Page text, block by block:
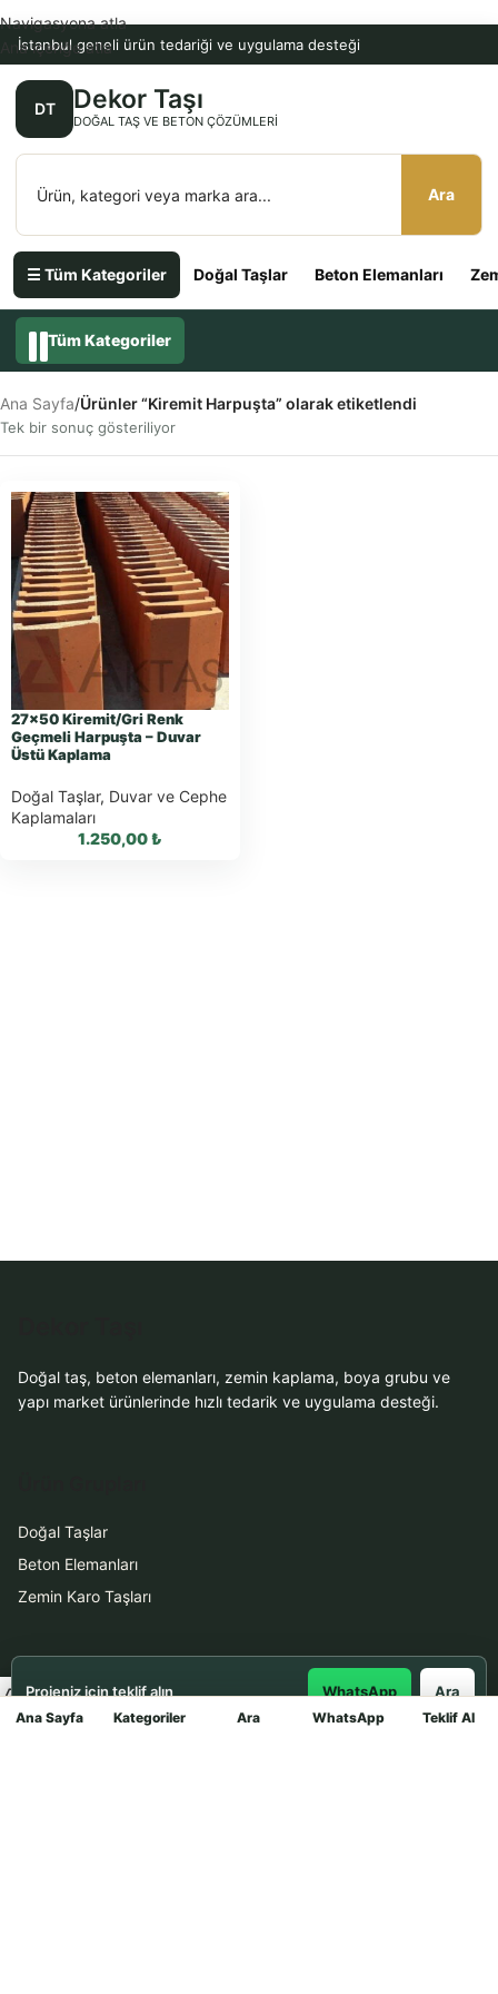
İstanbul geneli ürün tedariği ve uygulama desteği
DT Dekor Taşı
DOĞAL TAŞ VE BETON ÇÖZÜMLERI
Ara
☰ Tüm Kategoriler Doğal Taşlar Beton Elemanları
Navigasyona atla
Ana içeriğe atla
Tüm Kategoriler
Ana Sayfa/Ürünler “Kiremit Harpuşta” olarak etiketlendi
Tek bir sonuç gösteriliyor
27×50 Kiremit/Gri Renk
Geçmeli Harpuşta – Duvar
Üstü Kaplama
Doğal Taşlar, Duvar ve Cephe
Kaplamaları
1.250,00₺
Ana Sayfa Kategoriler Ara WhatsApp Teklif Al
Doğal taş, beton elemanları, zemin kaplama, boya grubu ve
yapı market ürünlerinde hızlı tedarik ve uygulama desteği.
Doğal Taşlar
Beton Elemanları
Zemin Karo Taşları
Hizmetler
Uygulama
Projeniz için teklif alın WhatsApp Ara